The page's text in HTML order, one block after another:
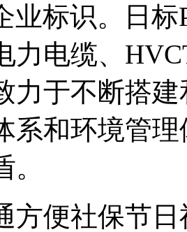
业标识。日标
力电缆、
力于不断搭
系和环境管
方便社保节日